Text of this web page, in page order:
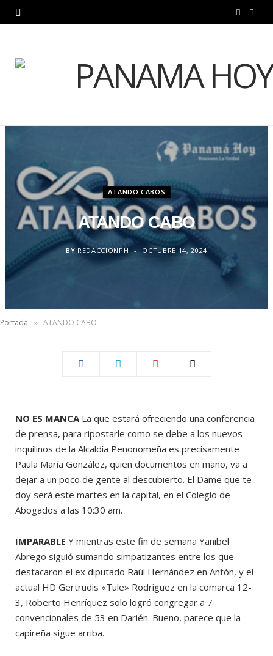
e w
r
ATANDO CABOS
ATANDO CABO
BY REDACCIONPH OCTUBRE 14, 2024
Portada » ATANDO CABO
NO ES MANCALa que estará ofreciendo una conferencia
de prensa, para ripostarle como se debe a los nuevos
inquilinos de la Alcaldía Penonomeña es precisamente
Paula María González, quien documentos en mano, va a
dejar a un poco de gente al descubierto. El Dame que te
doy será este martes en la capital, en el Colegio de
Abogados a las 10:30 am.
IMPARABLE Y mientras este fin de semana Yanibel
Abrego siguió sumando simpatizantes entre los que
destacaron el ex diputado Raúl Hernández en Antón, y el
actual HD Gertrudis «Tule» Rodríguez en la comarca 12-
3, Roberto Henríquez solo logró congregar a 7
convencionales de 53 en Darién. Bueno, parece que la
capireña sigue arriba.